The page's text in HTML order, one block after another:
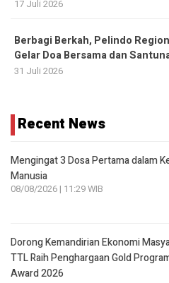
17 Juli 2026
Berbagi Berkah, Pelindo
Gelar Doa Bersama dan
31 Juli 2026
Recent News
Mengingat 3 Dosa Pertama dalam
Manusia
08/08/2026 | 11:29 WIB
Dorong Kemandirian Ekonomi
TTL Raih Penghargaan Gold
Award 2026